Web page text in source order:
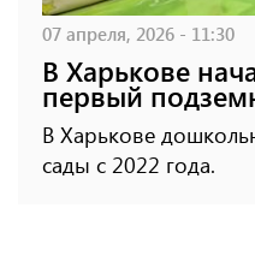
07 апреля, 2026 - 11:30
В Харькове
первый
В Харькове
сады с 2022 года.